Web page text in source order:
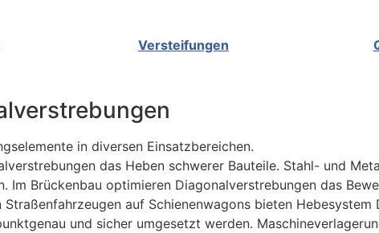
Versteifungen
in diversen Einsatzbereichen.
das Heben schwerer Bauteile. Stahl- und
Im Brückenbau optimieren Diagonalverstrebungen das
auf Schienenwagons bieten
und sicher umgesetzt werden.